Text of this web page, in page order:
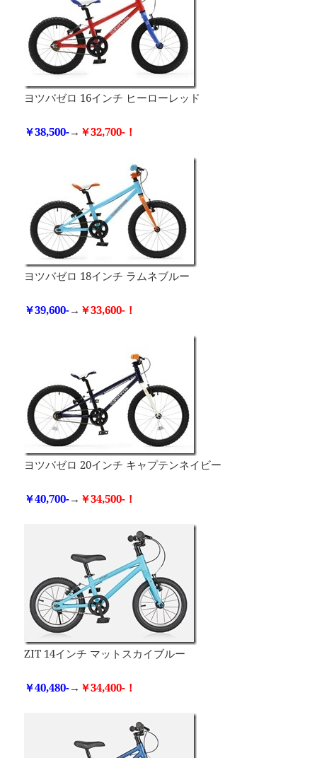
ヨツバゼロ 16インチ ヒーローレッド
￥38,500-→ ￥32,700-！
ヨツバゼロ 18インチ ラムネブルー
￥39,600-→ ￥33,600-！
ヨツバゼロ 20インチ キャプテンネイビー
￥40,700-→ ￥34,500-！
ZIT 14インチ マットスカイブルー
￥40,480-→ ￥34,400-！